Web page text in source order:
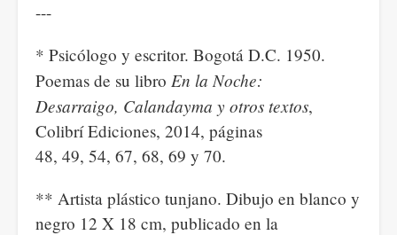
---
* Psicólogo y escritor. Bogotá D.C. 1950.
Poemas de su libro En la Noche:
Desarraigo, Calandayma y otros textos,
Colibrí Ediciones, 2014, páginas
48, 49, 54, 67, 68, 69 y 70.
** Artista plástico tunjano. Dibujo en blanco y
negro 12 X 18 cm, publicado en la